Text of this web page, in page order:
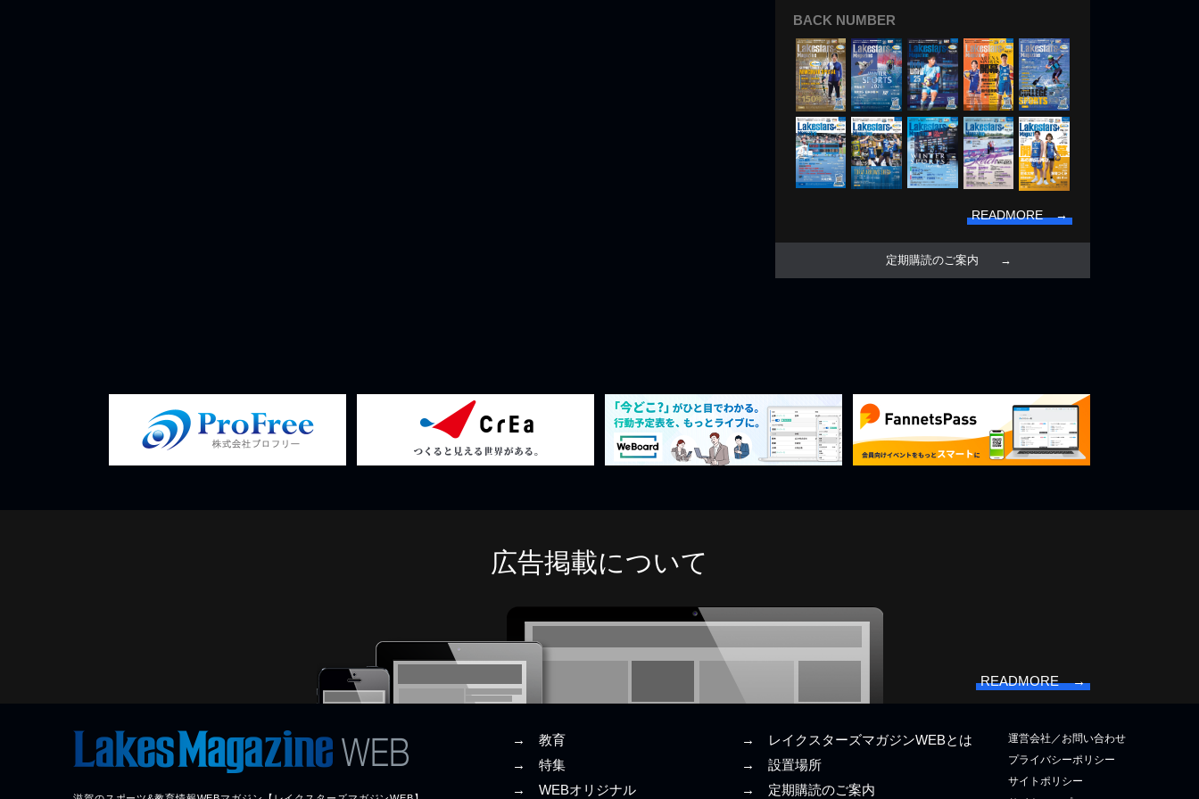
BACK NUMBER
READMORE →
定期購読のご案内
広告掲載について
READMORE →
→ 教育
→ 特集
→ WEBオリジナル
→ レイクスターズマガジンWEBとは
→ 設置場所
→ 定期購読のご案内
運営会社／お問い合わせ
プライバシーポリシー
サイトポリシー